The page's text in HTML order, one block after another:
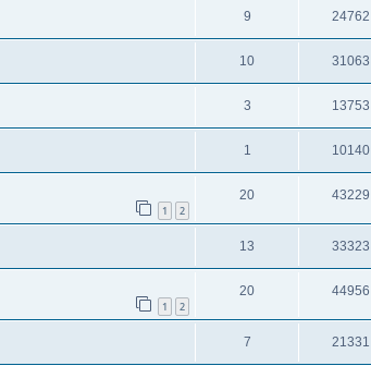
9 24762
10 31063
3 13753
1 10140
1 2
20 43229
13 33323
1 2
20 44956
7 21331